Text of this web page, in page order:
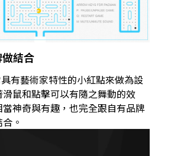
結合
有藝術家特性的小紅點來做為設
鼠和點擊可以有隨之舞動的效
神奇與有趣，也完全跟自有品牌
。